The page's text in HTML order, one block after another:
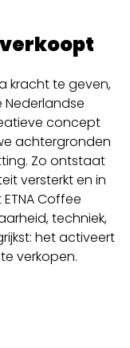
kracht te geven,
Nederlandse
concept
achtergronden
Zo ontstaat
versterkt en in
Coffee
techniek,
het activeert
verkopen.